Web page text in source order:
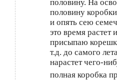
половину. На
половину
и опять сею
это время растет
присыпаю
т.д. до самого
нарастет чего-
полная коробка